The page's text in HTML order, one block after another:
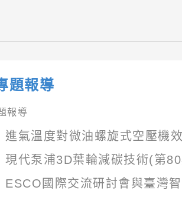
題報導
報導
進氣溫度對微油螺旋式空壓機
現代泵浦3D葉輪減碳技術(第
ESCO國際交流研討會與臺灣